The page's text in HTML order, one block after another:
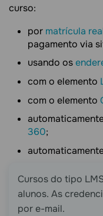
curso:
por matrícula
pagamento via
usando os
com o elemento
com o elemento
360;
Cursos do tipo
alunos. As
por e-mail.